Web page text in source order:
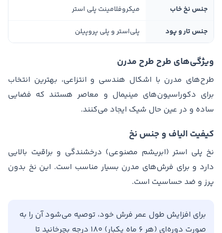
جنس نخ خاب میکروفلامینت پلی استر
جنس تار و پود پلی‌استر و پلی پروپیلن
ویژگی‌های طرح طرح مدرن
طرح‌های مدرن با اشکال هندسی و انتزاعی، بهترین انتخاب
برای دکوراسیون‌های مینیمال و معاصر هستند که فضایی
ساده و در عین حال شیک ایجاد می‌کنند.
کیفیت الیاف و جنس نخ
نخ پلی استر (ابریشم مصنوعی) درخشندگی و براقیت بالایی
دارد و برای فرش‌های مدرن بسیار مناسب است. این نخ بدون
پرز و ضد حساسیت است.
برای افزایش طول عمر فرش خود، توصیه می‌شود آن را به
صورت دوره‌ای (هر ۶ ماه یکبار) ۱۸۰ درجه بچرخانید تا